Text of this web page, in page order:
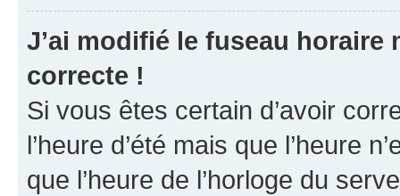
J’ai modifié le fuseau horaire
correcte !
Si vous êtes certain d’avoir
l’heure d’été mais que l’heure
que l’heure de l’horloge du